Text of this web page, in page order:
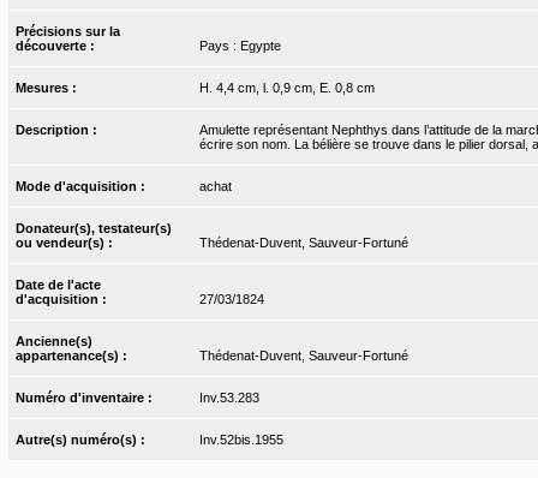
Précisions sur la
découverte :
Pays : Egypte
Mesures : H. 4,4 cm, l. 0,9 cm, E. 0,8 cm
Description :
Amulette représentant Nephthys dans l’attitude de la
écrire son nom. La bélière se trouve dans le pilier dorsal,
Mode d'acquisition : achat
Donateur(s), testateur(s)
ou vendeur(s) :
Thédenat-Duvent, Sauveur-Fortuné
Date de l'acte
d'acquisition :
27/03/1824
Ancienne(s)
appartenance(s) :
Thédenat-Duvent, Sauveur-Fortuné
Numéro d'inventaire : Inv.53.283
Autre(s) numéro(s) : Inv.52bis.1955